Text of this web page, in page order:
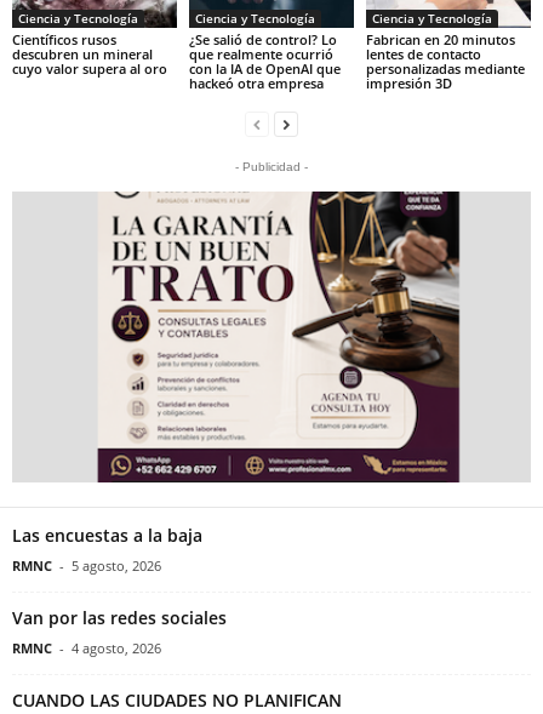
Ciencia y Tecnología
Científicos rusos
descubren un mineral
cuyo valor supera al oro
Ciencia y Tecnología
¿Se salió de control? Lo
que realmente ocurrió
con la IA de OpenAI que
hackeó otra empresa
Ciencia y Tecnología
Fabrican en 20 minutos
lentes de contacto
personalizadas mediante
impresión 3D
- Publicidad -
Las encuestas a la baja
RMNC - 5 agosto, 2026
Van por las redes sociales
RMNC - 4 agosto, 2026
CUANDO LAS CIUDADES NO PLANIFICAN